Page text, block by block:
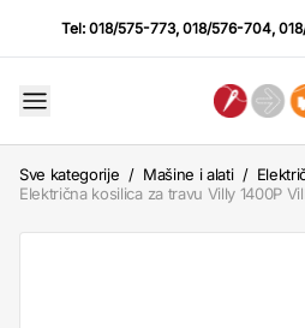
Tel:018/575-773,018/576-704,
Sve kategorije / Mašine i alati /
Električna kosilica za travu Villy 1400P